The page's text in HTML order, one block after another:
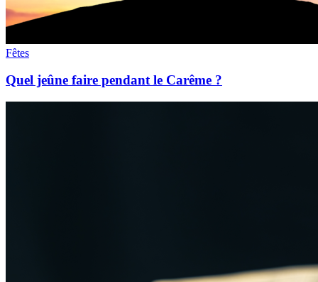
Fêtes
Quel jeûne faire pendant le Carême ?